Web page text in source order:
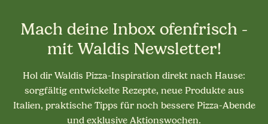
Mach deine Inbox ofenfrisch -
mit Waldis Newsletter!
Hol dir Waldis Pizza-Inspiration direkt nach Hause:
sorgfältig entwickelte Rezepte, neue Produkte aus
Italien, praktische Tipps für noch bessere Pizza-Abende
und exklusive Aktionswochen.